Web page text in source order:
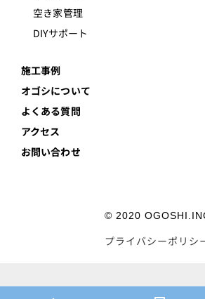
空き家管理
DIYサポート
施工事例
オゴシについて
よくある質問
アクセス
お問い合わせ
© 2020
プライバシーポリシ